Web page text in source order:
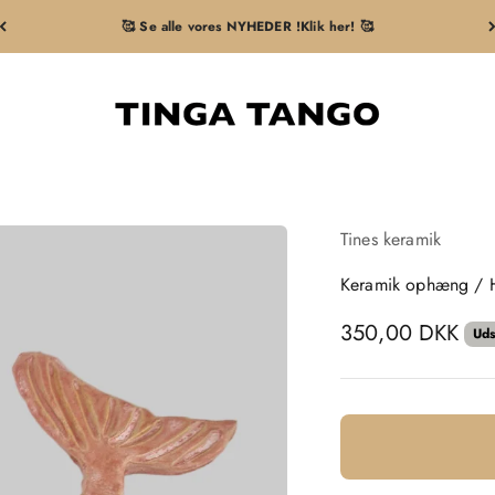
🥰 Se alle vores NYHEDER !Klik her! 🥰
Tines keramik
Keramik ophæng /
Salgspris
350,00 DKK